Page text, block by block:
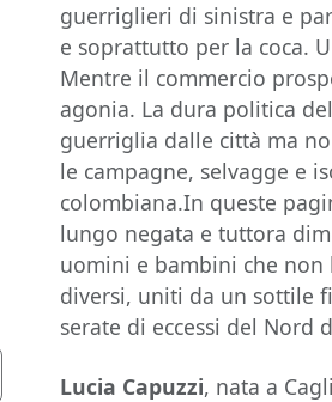
guerriglieri di sinistra e
e soprattutto per la coca.
Mentre il commercio
agonia. La dura politica
guerriglia dalle città ma
le campagne, selvagge e
colombiana.In queste
lungo negata e tuttora
uomini e bambini che non
diversi, uniti da un sottile
serate di eccessi del Nord
Lucia Capuzzi, nata a